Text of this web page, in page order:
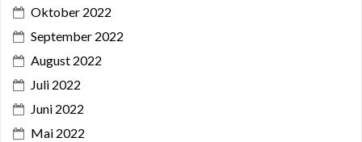
Oktober 2022
September 2022
August 2022
Juli 2022
Juni 2022
Mai 2022